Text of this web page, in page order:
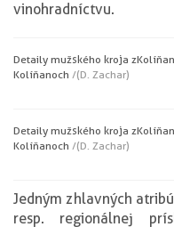
vinohradníctvu.
Detaily mužského kroja z
Kolíňanoch /(D. Zachar)
Detaily mužského kroja z
Kolíňanoch /(D. Zachar)
Jedným z hlavných
resp. regionálnej